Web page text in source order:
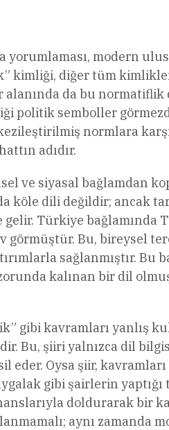
yorumlaması, modern
kimliği, diğer tüm
alanında da bu
politik semboller
normlara
adıdır.
ve siyasal bağlamdan
köle dili değildir; ancak
Türkiye bağlamında
görmüştür. Bu, bireysel
sağlanmıştır. Bu
kalınan bir dil
gibi kavramları yanlış
Bu, şiiri yalnızca dil
Oysa şiir,
gibi şairlerin yaptığı
doldurarak bir
aynı zamanda